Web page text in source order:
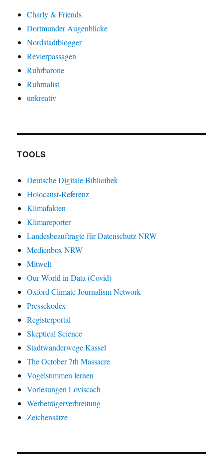
Charly & Friends
Dortmunder Augenblicke
Nordstadtblogger
Revierpassagen
Ruhrbarone
Ruhrnalist
unkreativ
TOOLS
Deutsche Digitale Bibliothek
Holocaust-Referenz
Klimafakten
Klimareporter
Landesbeauftragte für Datenschutz NRW
Medienbox NRW
Mitwelt
Our World in Data (Covid)
Oxford Climate Journalism Network
Pressekodex
Registerportal
Skeptical Science
Stadtwanderwege Kassel
The October 7th Massacre
Vogelstimmen lernen
Vorlesungen Loviscach
Werbeträgerverbreitung
Zeichensätze